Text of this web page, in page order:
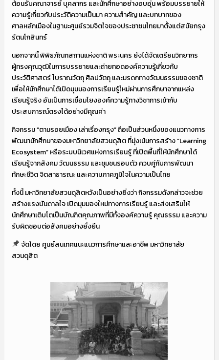
ต้อนรับคณาจารย์ บุคลากร และนักศึกษาอย่างอบอุ่น พร้อมบรรยายให้
ความรู้เกี่ยวกับประวัติความเป็นมา ความสำคัญ และบทบาทของ
ศาลหลักเมืองในฐานะศูนย์รวมจิตใจของประชาชนไทยมาตั้งแต่สมัยกรุง
รัตนโกสินทร์
นอกจากนี้ พิพิธภัณฑสถานแห่งชาติ พระนคร ยังได้จัดเตรียมวิทยากร
ผู้ทรงคุณวุฒิในการบรรยายและถ่ายทอดองค์ความรู้เกี่ยวกับ
ประวัติศาสตร์ โบราณวัตถุ ศิลปวัตถุ และมรดกทางวัฒนธรรมของชาติ
เพื่อให้นักศึกษาได้เปิดมุมมองการเรียนรู้ใหม่ผ่านการศึกษาจากแหล่ง
เรียนรู้จริง อันเป็นการเชื่อมโยงองค์ความรู้ทางวิชาการเข้ากับ
ประสบการณ์ตรงได้อย่างมีคุณค่า
กิจกรรม “ตามรอยเมือง เล่าเรื่องกรุง” ถือเป็นส่วนหนึ่งของแนวทางการ
พัฒนานักศึกษาของมหาวิทยาลัยสวนดุสิต ที่มุ่งเน้นการสร้าง “Learning
Ecosystem” หรือระบบนิเวศแห่งการเรียนรู้ ที่เปิดพื้นที่ให้นักศึกษาได้
เรียนรู้จากสังคม วัฒนธรรม และชุมชนรอบตัว ควบคู่กับการพัฒนา
ทักษะชีวิต จิตสาธารณะ และความภาคภูมิใจในความเป็นไทย
ทั้งนี้ มหาวิทยาลัยสวนดุสิตหวังเป็นอย่างยิ่งว่า กิจกรรมดังกล่าวจะช่วย
สร้างแรงบันดาลใจ เปิดมุมมองใหม่ทางการเรียนรู้ และส่งเสริมให้
นักศึกษาเติบโตเป็นบัณฑิตคุณภาพที่มีทั้งองค์ความรู้ คุณธรรม และความ
รับผิดชอบต่อสังคมอย่างยั่งยืน
จัดโดย ศูนย์สนเทศแนะแนวการศึกษาและอาชีพ มหาวิทยาลัย
สวนดุสิต